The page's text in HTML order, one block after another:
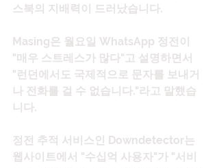
스북의 지배력이 드러났습니다.
Masing은 월요일 WhatsApp 정전이
"매우 스트레스가 많다"고 설명하면서
"런던에서도 국제적으로 문자를 보내거
나 전화를 걸 수 없습니다."라고 말했습
니다.
정전 추적 서비스인 Downdetector는
웹사이트에서 "수십억 사용자"가 "서비